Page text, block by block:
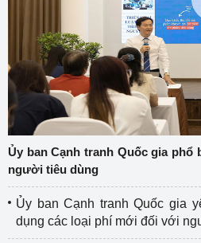
Ủy ban Cạnh tranh Quốc gia phổ
người tiêu dùng
Ủy ban Cạnh tranh Quốc gia
dụng các loại phí mới đối với